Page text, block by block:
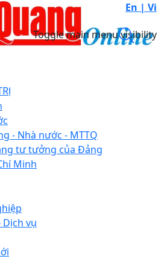
En | Vi
Toggle main menu visibility
- Nhà nước - MTTQ
tư tưởng của Đảng
Minh
vụ